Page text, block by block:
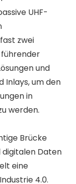
UHF-
zwei
und
Inlays, um den
in
werden.
Brücke
digitalen Daten
eine
4.0.